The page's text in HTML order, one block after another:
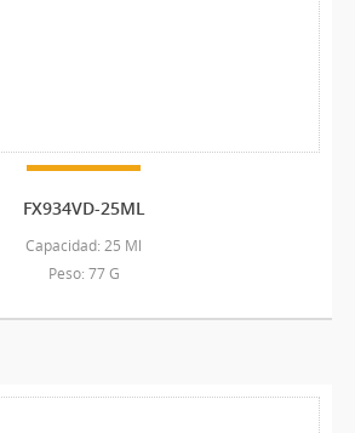
FX934VD-25ML
Capacidad: 25 Ml
Peso: 77 G